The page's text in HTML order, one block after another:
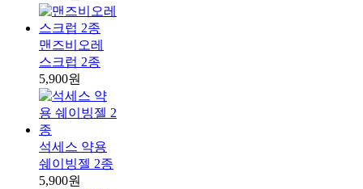
맨즈비오레
스크럽 2종
5,900원
석세스 약용
쉐이빙젤 2종
5,900원